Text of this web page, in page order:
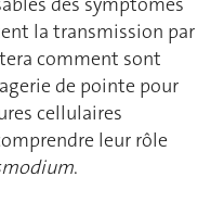
la transmission par
comment sont
de pointe pour
cellulaires
leur rôle
.